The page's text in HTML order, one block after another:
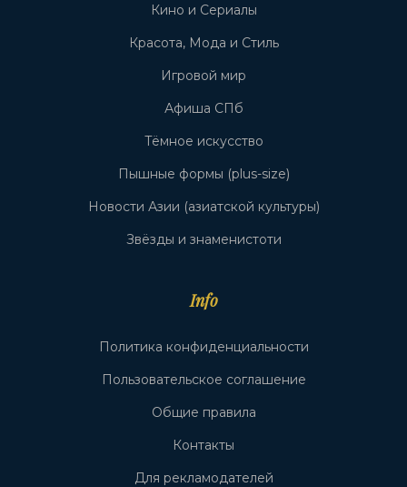
Кино и Сериалы
Красота, Мода и Стиль
Игровой мир
Афиша СПб
Тёмное искусство
Пышные формы (plus-size)
Новости Азии (азиатской культуры)
Звёзды и знаменистоти
Info
Политика конфиденциальности
Пользовательское соглашение
Общие правила
Контакты
Для рекламодателей